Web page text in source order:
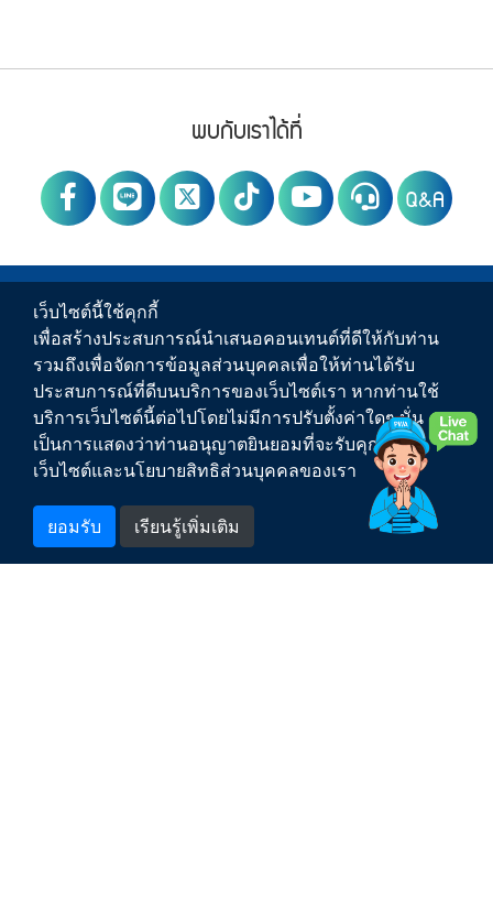
พบกับเราได้ที่
Q&A
PWA Footer Link
ข่าวสาร
บริการของ กปภ.
เกี่ยวกับ กปภ.
ติดต่อเรา
สำหรับพนักงาน
เว็บไซต์นี้ใช้คุกกี้
เพื่อสร้างประสบการณ์นำเสนอคอนเทนต์ที่ดีให้กับท่าน
รวมถึงเพื่อจัดการข้อมูลส่วนบุคคลเพื่อให้ท่านได้รับ
ประสบการณ์ที่ดีบนบริการของเว็บไซต์เรา หากท่านใช้
บริการเว็บไซต์นี้ต่อไปโดยไม่มีการปรับตั้งค่าใดๆ นั่น
เป็นการแสดงว่าท่านอนุญาตยินยอมที่จะรับคุกกี้บน
เว็บไซต์และนโยบายสิทธิส่วนบุคคลของเรา
ยอมรับ เรียนรู้เพิ่มเติม